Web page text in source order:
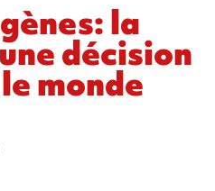
la
décision
monde